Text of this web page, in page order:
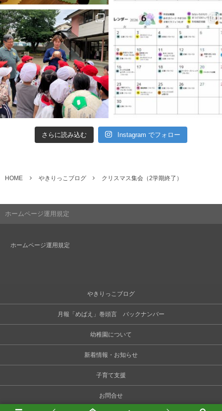
さらに読み込む Instagram でフォロー
HOME やきりっこブログ クリスマス集会（2学期終了）
ホームページ運用規定
ホームページ運用規定
やきりっこブログ
月報「めばえ」巻頭言 バックナンバー
幼稚園について
新着情報・お知らせ
子育て支援
お問合せ